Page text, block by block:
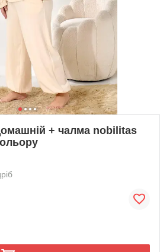
+ чалма nobilitas